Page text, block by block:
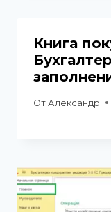
Книга
От Александр